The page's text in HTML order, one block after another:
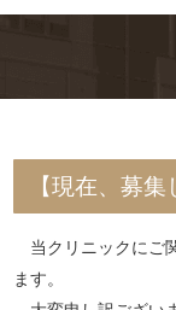
【現在、募集
当クリニックにご
ます。